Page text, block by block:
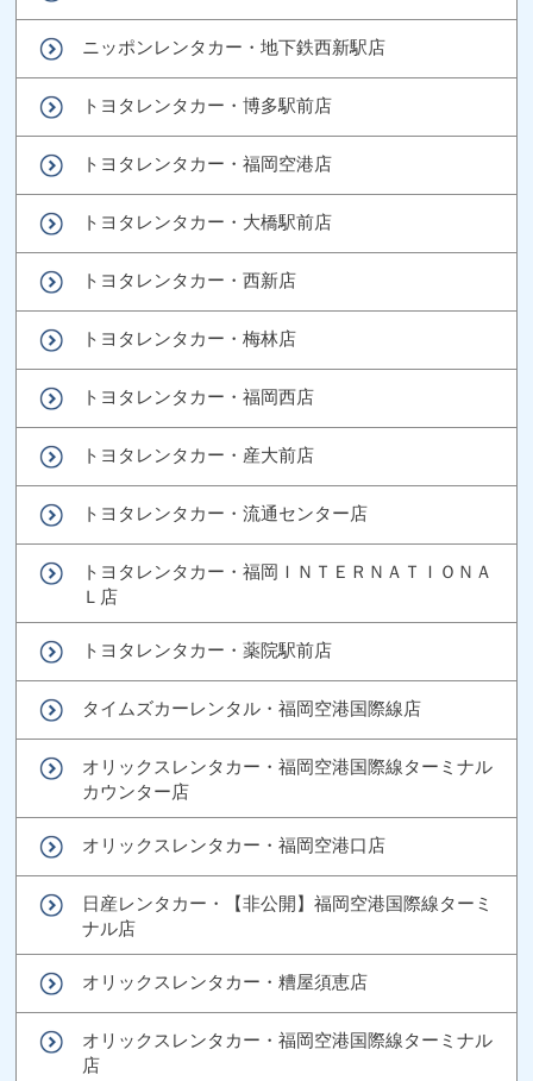
ニッポンレンタカー・地下鉄西新駅店
トヨタレンタカー・博多駅前店
トヨタレンタカー・福岡空港店
トヨタレンタカー・大橋駅前店
トヨタレンタカー・西新店
トヨタレンタカー・梅林店
トヨタレンタカー・福岡西店
トヨタレンタカー・産大前店
トヨタレンタカー・流通センター店
トヨタレンタカー・福岡ＩＮＴＥＲＮＡＴＩＯＮＡ
Ｌ店
トヨタレンタカー・薬院駅前店
タイムズカーレンタル・福岡空港国際線店
オリックスレンタカー・福岡空港国際線ターミナル
カウンター店
オリックスレンタカー・福岡空港口店
日産レンタカー・【非公開】福岡空港国際線ターミ
ナル店
オリックスレンタカー・糟屋須恵店
オリックスレンタカー・福岡空港国際線ターミナル
店